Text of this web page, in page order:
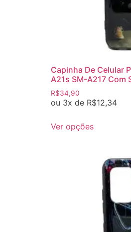
Capinha De Celular
A21s SM-A217 Com
R$34,90
ou 3x de R$12,34
Ver opções